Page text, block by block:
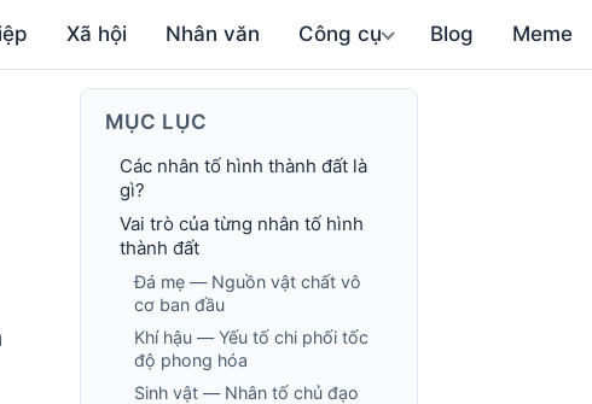
Xã hội Nhân văn Công cụ Blog Meme
MỤC LỤC
Các nhân tố hình thành đất là
gì?
Vai trò của từng nhân tố hình
thành đất
Đá mẹ — Nguồn vật chất vô
cơ ban đầu
Khí hậu — Yếu tố chi phối tốc
độ phong hóa
Sinh vật — Nhân tố chủ đạo